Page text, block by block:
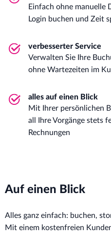
Einfach ohne manuelle
Login buchen und Zeit
verbesserter Service
Verwalten Sie Ihre
ohne Wartezeiten im
alles auf einen Blick
Mit Ihrer persönlichen
all Ihre Vorgänge stets
Rechnungen
Auf einen Blick
Alles ganz einfach: buchen,
Mit einem kostenfreien